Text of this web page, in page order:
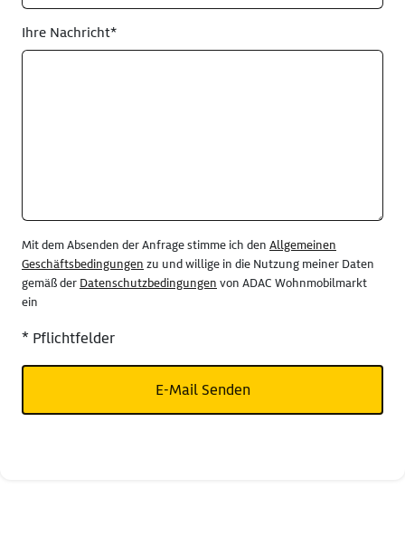
Ihre Nachricht*
Mit dem Absenden der Anfrage stimme ich den Allgemeinen
Geschäftsbedingungen zu und willige in die Nutzung meiner Daten
gemäß der Datenschutzbedingungen von ADAC Wohnmobilmarkt
ein
* Pflichtfelder
E-Mail Senden